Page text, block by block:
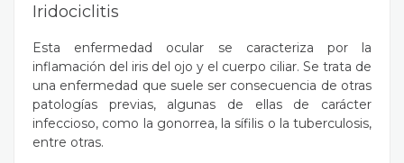
Iridociclitis
Esta enfermedad ocular se caracteriza por la
inflamación del iris del ojo y el cuerpo ciliar. Se trata de
una enfermedad que suele ser consecuencia de otras
patologías previas, algunas de ellas de carácter
infeccioso, como la gonorrea, la sífilis o la tuberculosis,
entre otras.